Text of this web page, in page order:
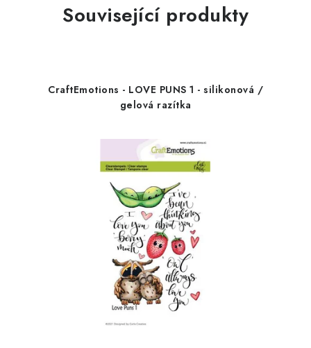
Související produkty
CraftEmotions - LOVE PUNS 1 - silikonová /
gelová razítka